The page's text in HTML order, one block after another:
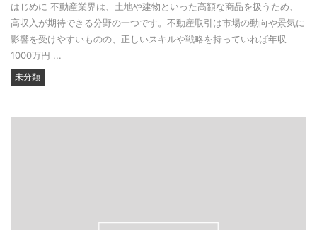
はじめに 不動産業界は、土地や建物といった高額な商品を扱うため、
高収入が期待できる分野の一つです。不動産取引は市場の動向や景気に
影響を受けやすいものの、正しいスキルや戦略を持っていれば年収
1000万円 ...
未分類